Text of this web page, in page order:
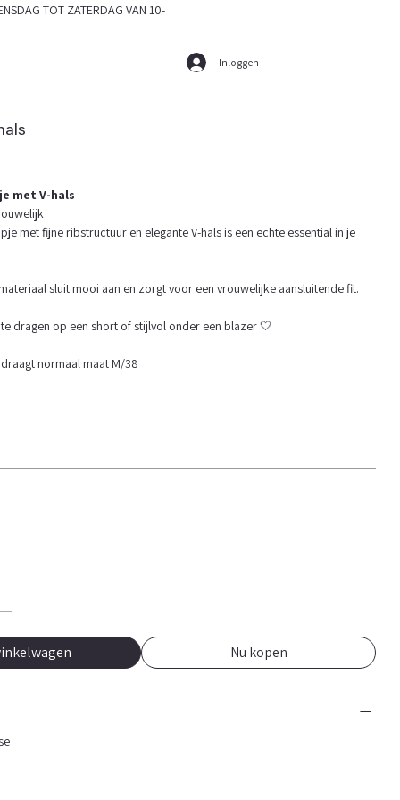
TOT ZATERDAG VAN 10-
Inloggen
met V-hals
met fijne ribstructuur en elegante V-hals is een echte essential in je
sluit mooi aan en zorgt voor een vrouwelijke aansluitende fit.
dragen op een short of stijlvol onder een blazer 🤍
normaal maat M/38
Nu kopen